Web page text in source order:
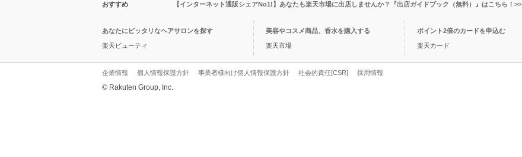
おすすめ 【インターネット通販シェアNo1!】あなたも楽天市場に出店しませんか？『出店ガイドブック（無料）』はこちら！>>
あなたにピッタリなヘアサロンを探す
楽天ビューティ
美容やコスメ商品、香水を購入する
楽天市場
ポイント2倍のカードを申込む
楽天カード
企業情報 個人情報保護方針 事業者様向け個人情報保護方針 社会的責任[CSR] 採用情報
© Rakuten Group, Inc.